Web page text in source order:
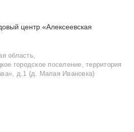
центр «Алексеевская
область,
городское поселение, территория
д.1 (д. Малая Ивановка)